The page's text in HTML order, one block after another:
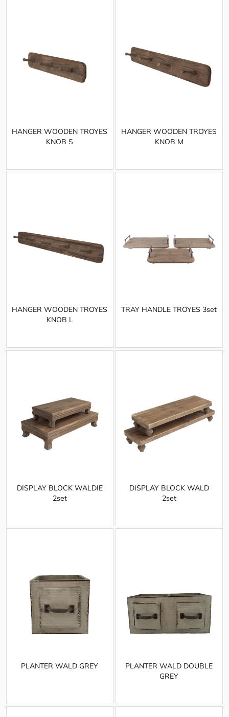
HANGER WOODEN TROYES
KNOB S
HANGER WOODEN TROYES
KNOB M
HANGER WOODEN TROYES
KNOB L
TRAY HANDLE TROYES 3set
DISPLAY BLOCK WALDIE
2set
DISPLAY BLOCK WALD
2set
PLANTER WALD GREY
PLANTER WALD DOUBLE
GREY